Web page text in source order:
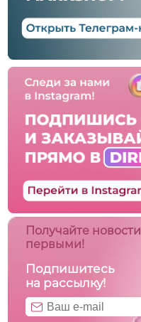
Получайте новости
первыми!
Подпишитесь
на рассылку!